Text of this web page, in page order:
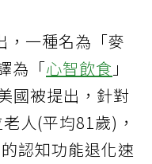
，一種名為「麥
為「心智飲食 」
國被提出，針對
人(平均81歲)，
認知功能退化速